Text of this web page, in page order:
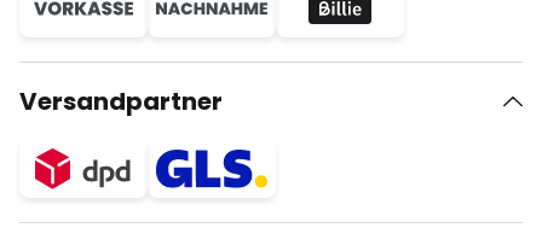
Versandpartner